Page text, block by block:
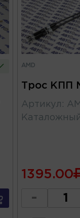
AMD
Трос КПП
Артикул :
1395.00
-